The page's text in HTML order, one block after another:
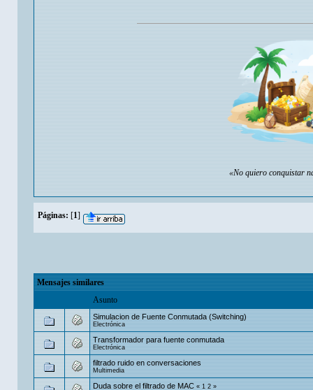
«No quiero conquistar
Páginas: [1]
Mensajes similares
Asunto
Simulacion de Fuente Conmutada (Switching)
Electrónica
Transformador para fuente conmutada
Electrónica
filtrado ruido en conversaciones
Multimedia
Duda sobre el filtrado de MAC «1 2»